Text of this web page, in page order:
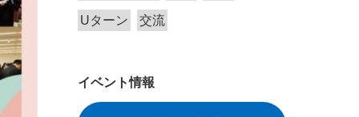
Uターン 交流
イベント情報